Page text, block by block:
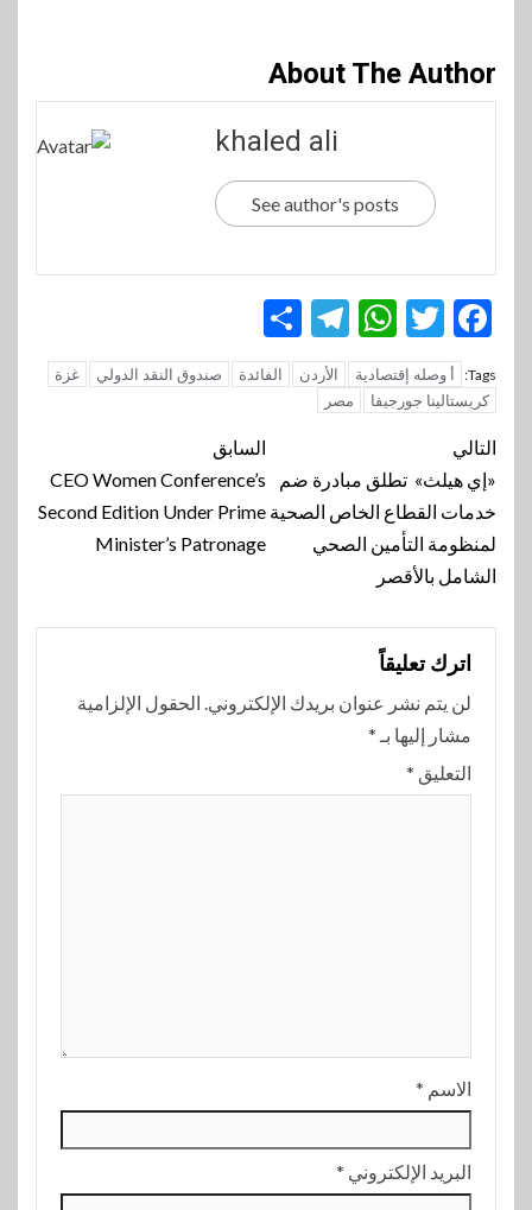
About The Author
khaled ali
See author's posts
Facebook
Twitter
WhatsApp
Telegram
Tags: أ وصله إقتصادية الأردن الفائدة صندوق النقد الدولي
غزة
كريستالينا جورجيفا
مصر
تنقل
المقالة
السابق
CEO Women Conference’s
Second Edition Under Prime
Minister’s Patronage
التالي
«إي هيلث» تطلق مبادرة ضم
خدمات القطاع الخاص الصحية
لمنظومة التأمين الصحي
الشامل بالأقصر
اترك تعليقاً
لن يتم نشر عنوان بريدك الإلكتروني. الحقول الإلزامية
مشار إليها بـ *
التعليق *
الاسم *
البريد الإلكتروني *